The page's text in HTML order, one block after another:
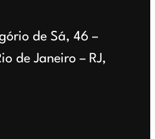
de Sá, 46 –
de Janeiro – RJ,